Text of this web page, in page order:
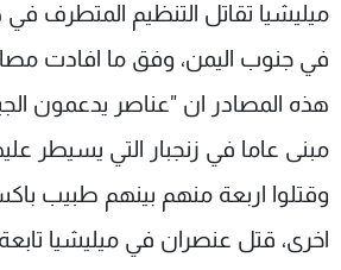
ميليشيا تقاتل التنظيم المتطرف في
في جنوب اليمن، وفق ما افادت
هذه المصادر ان "عناصر يدعمون
مبنى عاما في زنجبار التي يسيطر
وقتلوا اربعة منهم بينهم طبيب
اخرى، قتل عنصران في ميليشيا
عن MTV
الإنـتـاج
لاعلاناتكم
وظائف
تواصل معنا
شروط
سياسة